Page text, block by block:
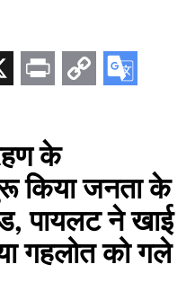
के
किया जनता के
पायलट ने खाई
गहलोत को गले